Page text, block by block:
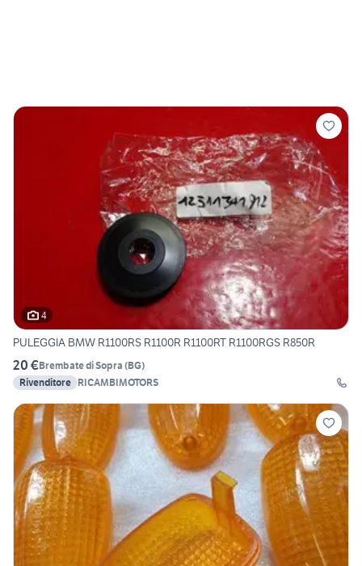
4
PULEGGIA BMW R1100RS R1100R R1100RT R1100RGS R850R
20 €Brembate di Sopra (BG)
Rivenditore RICAMBIMOTORS